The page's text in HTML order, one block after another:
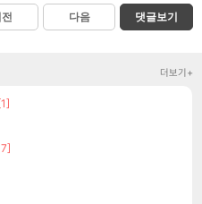
다음 댓글보기
더보기+
[1]